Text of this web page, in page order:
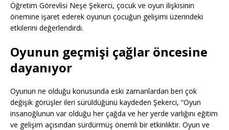
Öğretim Görevlisi Neşe Şekerci, çocuk ve oyun ilişkisinin
önemine işaret ederek oyunun çocuğun gelişimi üzerindeki
etkilerini değerlendirdi.
Oyunun geçmişi çağlar öncesine
dayanıyor
Oyunun ne olduğu konusunda eski zamanlardan beri çok
değişik görüşler ileri sürüldüğünü kaydeden Şekerci, “Oyun
insanoğlunun var olduğu her çağda ve her yerde varlığını eğitim
ve gelişim açısından sürdürmüş önemli bir etkinliktir. Oyun ve